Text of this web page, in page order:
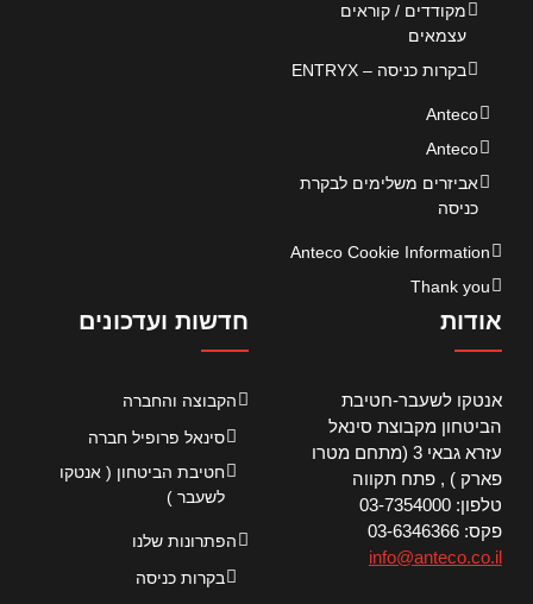
מקודדים / קוראים
עצמאים
בקרות כניסה – ENTRYX
Anteco
Anteco
אביזרים משלימים לבקרת
כניסה
Anteco Cookie Information
Thank you
חדשות ועדכונים
הקבוצה והחברה
סינאל פרופיל חברה
חטיבת הביטחון ( אנטקו
לשעבר )
הפתרונות שלנו
בקרות כניסה
אודות
אנטקו לשעבר-חטיבת
הביטחון מקבוצת סינאל
עזרא גבאי 3 (מתחם מטרו
פארק ) , פתח תקווה
טלפון: 03-7354000
פקס: 03-6346366
info@anteco.co.il